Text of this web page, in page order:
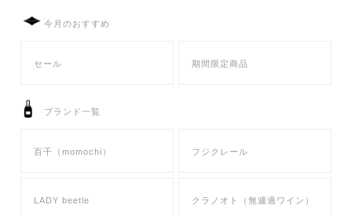
今月のおすすめ
セール 期間限定商品
ブランド一覧
百千（momochi） フジクレール
LADY beetle クラノオト（無濾過ワイン）